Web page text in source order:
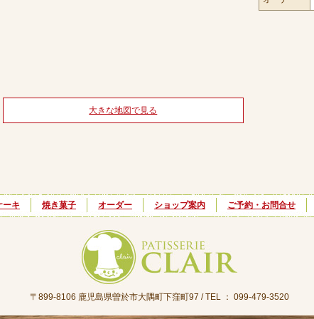
大きな地図で見る
ーキ 焼き菓子 オーダー ショップ案内 ご予約・お問合せ
〒899-8106 鹿児島県曽於市大隅町下窪町97 / TEL ： 099-479-3520